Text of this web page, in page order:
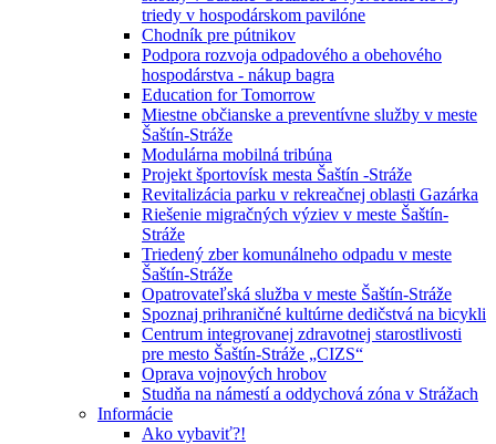
triedy v hospodárskom pavilóne
Chodník pre pútnikov
Podpora rozvoja odpadového a obehového
hospodárstva - nákup bagra
Education for Tomorrow
Miestne občianske a preventívne služby v meste
Šaštín-Stráže
Modulárna mobilná tribúna
Projekt športovísk mesta Šaštín -Stráže
Revitalizácia parku v rekreačnej oblasti Gazárka
Riešenie migračných výziev v meste Šaštín-
Stráže
Triedený zber komunálneho odpadu v meste
Šaštín-Stráže
Opatrovateľská služba v meste Šaštín-Stráže
Spoznaj prihraničné kultúrne dedičstvá na bicykli
Centrum integrovanej zdravotnej starostlivosti
pre mesto Šaštín-Stráže „CIZS“
Oprava vojnových hrobov
Studňa na námestí a oddychová zóna v Strážach
Informácie
Ako vybaviť?!